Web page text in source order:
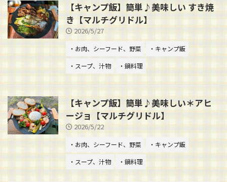
【キャンプ飯】簡単♪美味しい すき焼
き【マルチグリドル】
2026/5/27
・お肉、シーフード、野菜
・キャンプ飯
・スープ、汁物
・鍋料理
【キャンプ飯】簡単♪美味しい＊アヒ
ージョ【マルチグリドル】
2026/5/22
・お肉、シーフード、野菜
・キャンプ飯
・スープ、汁物
・鍋料理